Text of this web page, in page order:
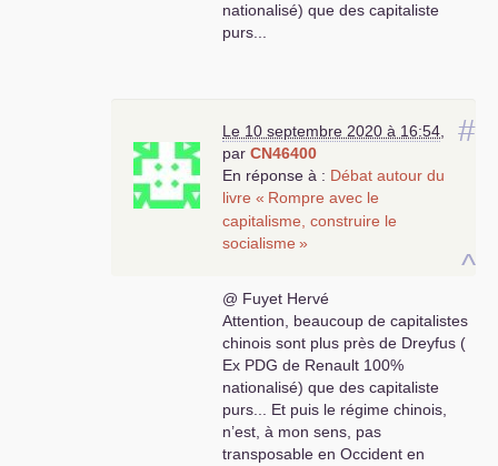
nationalisé) que des capitaliste
purs...
#
^
Le 10 septembre 2020 à 16:54,
par CN46400
En réponse à : Débat autour du
livre « Rompre avec le
capitalisme, construire le
socialisme »
@ Fuyet Hervé
Attention, beaucoup de capitalistes
chinois sont plus près de Dreyfus (
Ex PDG de Renault 100%
nationalisé) que des capitaliste
purs... Et puis le régime chinois,
n’est, à mon sens, pas
transposable en Occident en